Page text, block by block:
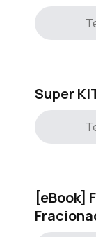
Super
[eBook]